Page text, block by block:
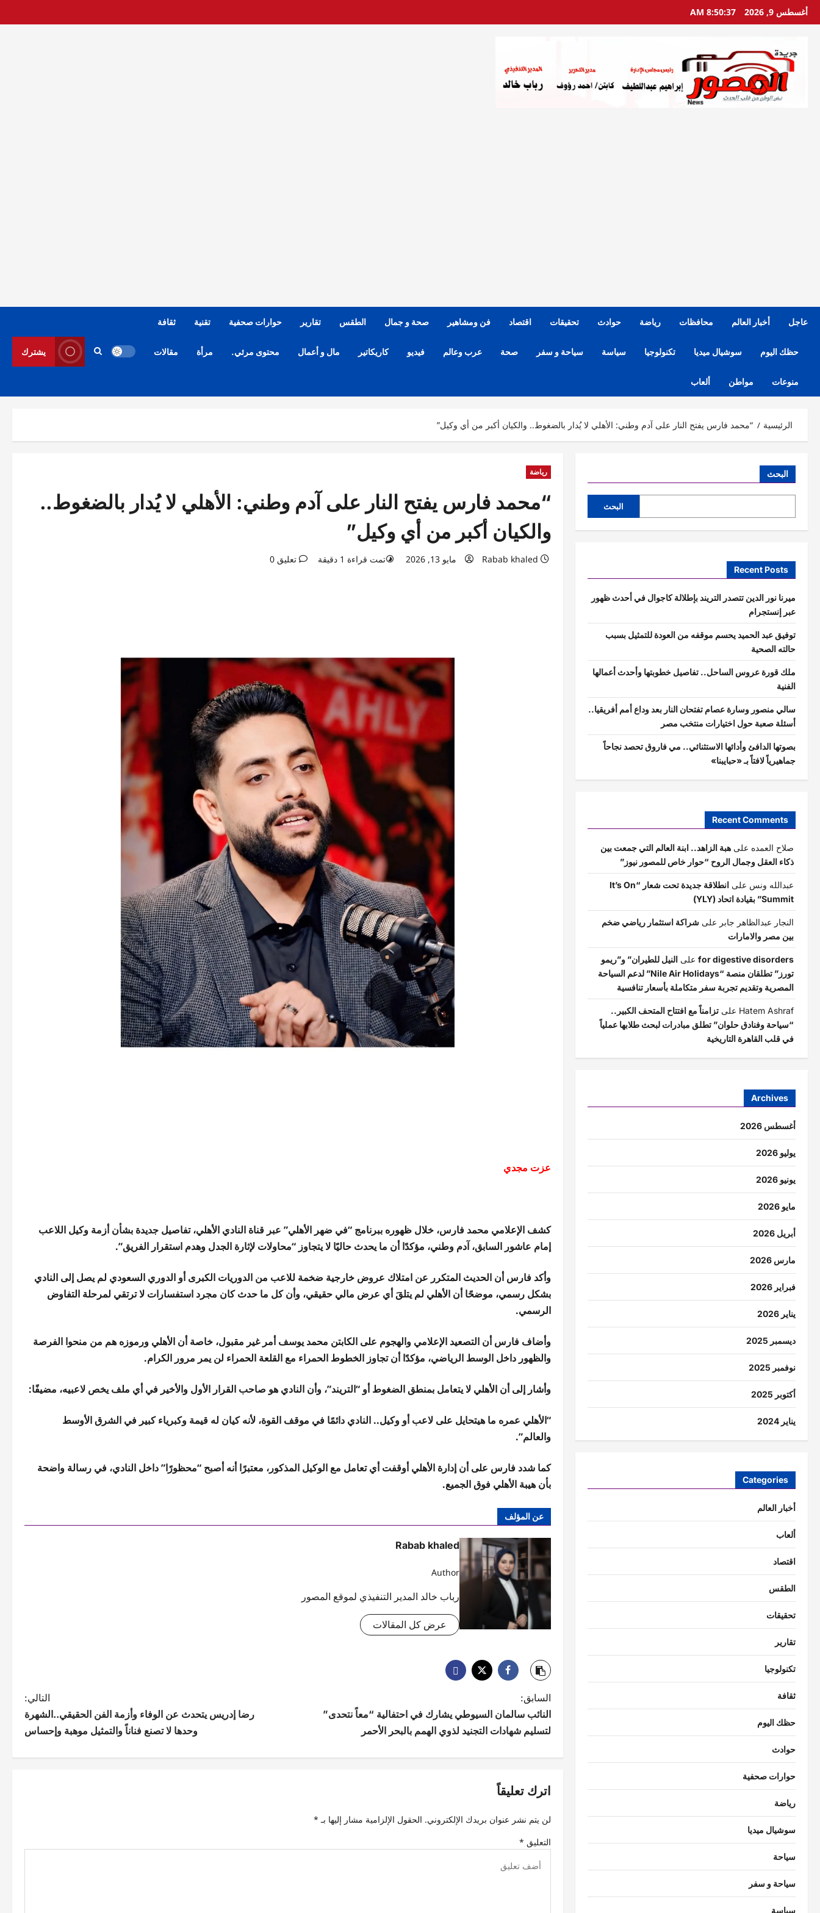
تخطيأغسطس 9, 2026 8:50:38 AM
عاجل أخبار العالم محافظات رياضة حوادث تحقيقات اقتصاد فن ومشاهير صحة و جمال الطقس تقارير حوارات صحفية تقنية ثقافة
حظك اليوم سوشيال ميديا تكنولوجيا سياسة سياحة و سفر صحة عرب وعالم فيديو كاريكاتير مال و أعمال محتوى مرئي. مرأة مقالات
منوعات مواطن ألعاب
يشترك
الرئيسية “محمد فارس يفتح النار على آدم وطني: الأهلي لا يُدار بالضغوط.. والكيان أكبر من أي وكيل”
رياضة
“محمد فارس يفتح النار على آدم وطني: الأهلي لا يُدار بالضغوط..
والكيان أكبر من أي وكيل”
Rabab khaled مايو 13, 2026 تمت قراءة 1 دقيقة تعليق 0
عزت مجدي
كشف الإعلامي محمد فارس، خلال ظهوره ببرنامج “في ضهر الأهلي” عبر قناة النادي الأهلي، تفاصيل جديدة بشأن أزمة وكيل اللاعب
إمام عاشور السابق، آدم وطني، مؤكدًا أن ما يحدث حاليًا لا يتجاوز “محاولات لإثارة الجدل وهدم استقرار الفريق”.
وأكد فارس أن الحديث المتكرر عن امتلاك عروض خارجية ضخمة للاعب من الدوريات الكبرى أو الدوري السعودي لم يصل إلى النادي
بشكل رسمي، موضحًا أن الأهلي لم يتلقَ أي عرض مالي حقيقي، وأن كل ما حدث كان مجرد استفسارات لا ترتقي لمرحلة التفاوض
الرسمي.
وأضاف فارس أن التصعيد الإعلامي والهجوم على الكابتن محمد يوسف أمر غير مقبول، خاصة أن الأهلي ورموزه هم من منحوا الفرصة
والظهور داخل الوسط الرياضي، مؤكدًا أن تجاوز الخطوط الحمراء مع القلعة الحمراء لن يمر مرور الكرام.
وأشار إلى أن الأهلي لا يتعامل بمنطق الضغوط أو “التريند”، وأن النادي هو صاحب القرار الأول والأخير في أي ملف يخص لاعبيه، مضيفًا:
“الأهلي عمره ما هيتحايل على لاعب أو وكيل.. النادي دائمًا في موقف القوة، لأنه كيان له قيمة وكبرياء كبير في الشرق الأوسط
والعالم”.
كما شدد فارس على أن إدارة الأهلي أوقفت أي تعامل مع الوكيل المذكور، معتبرًا أنه أصبح “محظورًا” داخل النادي، في رسالة واضحة
بأن هيبة الأهلي فوق الجميع.
عن المؤلف
Rabab khaled
Author
رباب خالد المدير التنفيذي لموقع المصور
عرض كل المقالات
ت
ص
ا
ق
السابق:
النائب سالمان السيوطي يشارك في احتفالية “معاً نتحدى”
لتسليم شهادات التجنيد لذوي الهمم بالبحر الأحمر
التالي:
رضا إدريس يتحدث عن الوفاء وأزمة الفن الحقيقي..الشهرة
وحدها لا تصنع فناناً والتمثيل موهبة وإحساس
اترك تعليقاً
لن يتم نشر عنوان بريدك الإلكتروني. الحقول الإلزامية مشار إليها بـ *
التعليق *
البحث
البحث
Recent Posts
ميرنا نور الدين تتصدر التريند بإطلالة كاجوال في أحدث ظهور
عبر إنستجرام
توفيق عبد الحميد يحسم موقفه من العودة للتمثيل بسبب
حالته الصحية
ملك قورة عروس الساحل.. تفاصيل خطوبتها وأحدث أعمالها
الفنية
سالي منصور وسارة عصام تفتحان النار بعد وداع أمم أفريقيا..
أسئلة صعبة حول اختيارات منتخب مصر
بصوتها الدافئ وأدائها الاستثنائي.. مي فاروق تحصد نجاحاً
جماهيرياً لافتاً بـ «حبايبنا»
Recent Comments
صلاح العمده علىهبة الزاهد.. ابنة العالم التي جمعت بين
ذكاء العقل وجمال الروح “حوار خاص للمصور نيوز”
عبدالله ونس على
انطلاقة جديدة تحت شعار “It’s On
Summit” بقيادة اتحاد (YLY)
النجار عبدالظاهر جابر علىشراكة استثمار رياضي ضخم
بين مصر والامارات
for digestive disorders علىالنيل للطيران” و”ريمو
تورز” تطلقان منصة “Nile Air Holidays” لدعم السياحة
المصرية وتقديم تجربة سفر متكاملة بأسعار تنافسية
Hatem Ashraf علىتزامناً مع افتتاح المتحف الكبير..
“سياحة وفنادق حلوان” تطلق مبادرات لبحث طلابها عملياً
في قلب القاهرة التاريخية
Archives
أغسطس 2026
يوليو 2026
يونيو 2026
مايو 2026
أبريل 2026
مارس 2026
فبراير 2026
يناير 2026
ديسمبر 2025
نوفمبر 2025
أكتوبر 2025
يناير 2024
Categories
أخبار العالم
ألعاب
اقتصاد
الطقس
تحقيقات
تقارير
تكنولوجيا
ثقافة
حظك اليوم
حوادث
حوارات صحفية
رياضة
سوشيال ميديا
سياحة
سياحة و سفر
سياسة